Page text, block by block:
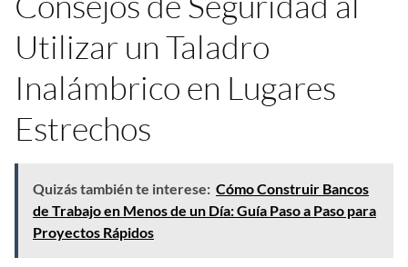
Utilizar un Taladro
Inalámbrico en Lugares
Estrechos
Quizás también te interese: Cómo Construir Bancos
de Trabajo en Menos de un Día: Guía Paso a Paso para
Proyectos Rápidos